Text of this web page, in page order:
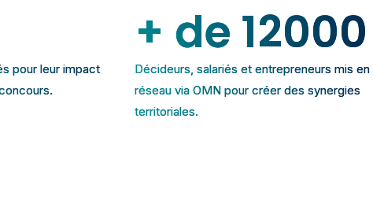
pour leur impact
Décideurs, salariés et entrepreneurs mis en
réseau via OMN pour créer des synergies
territoriales.
+ de 12000